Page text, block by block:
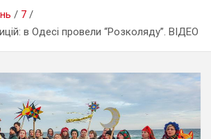
7
в Одесі провели “Розколяду”. ВІДЕО